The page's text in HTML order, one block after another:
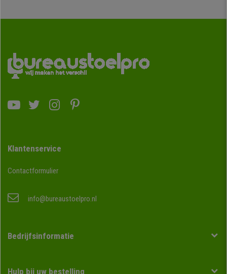
Klantenservice
Contactformulier
info@bureaustoelpro.nl
Bedrijfsinformatie
Hulp bij uw bestelling